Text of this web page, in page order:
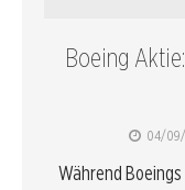
Boeing
04/
Während